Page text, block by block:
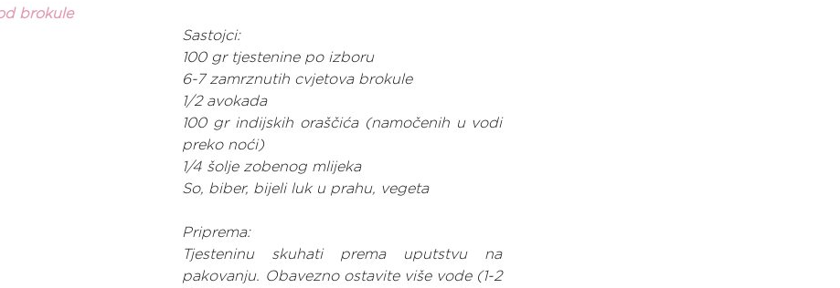
brokule
Sastojci:
100 gr tjestenine po izboru
6-7 zamrznutih cvjetova brokule
1/2 avokada
100 gr indijskih oraščića (namočenih u vodi
preko noći)
1/4 šolje zobenog mlijeka
So, biber, bijeli luk u prahu, vegeta
Priprema:
Tjesteninu skuhati prema uputstvu na
pakovanju. Obavezno ostavite više vode (1-2